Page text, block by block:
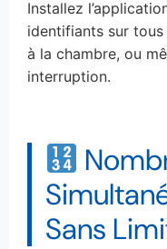
Installez
identifiants sur
à la chambre, ou
interruption.
Sans